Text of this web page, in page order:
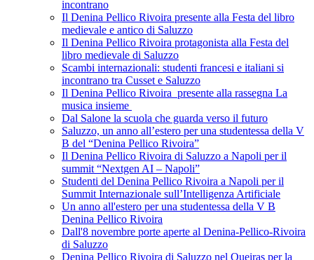
incontrano
Il Denina Pellico Rivoira presente alla Festa del libro
medievale e antico di Saluzzo
Il Denina Pellico Rivoira protagonista alla Festa del
libro medievale di Saluzzo
Scambi internazionali: studenti francesi e italiani si
incontrano tra Cusset e Saluzzo
Il Denina Pellico Rivoira presente alla rassegna La
musica insieme
Dal Salone la scuola che guarda verso il futuro
Saluzzo, un anno all’estero per una studentessa della V
B del “Denina Pellico Rivoira”
Il Denina Pellico Rivoira di Saluzzo a Napoli per il
summit “Nextgen AI – Napoli”
Studenti del Denina Pellico Rivoira a Napoli per il
Summit Internazionale sull’Intelligenza Artificiale
Un anno all'estero per una studentessa della V B
Denina Pellico Rivoira
Dall'8 novembre porte aperte al Denina-Pellico-Rivoira
di Saluzzo
Denina Pellico Rivoira di Saluzzo nel Queiras per la